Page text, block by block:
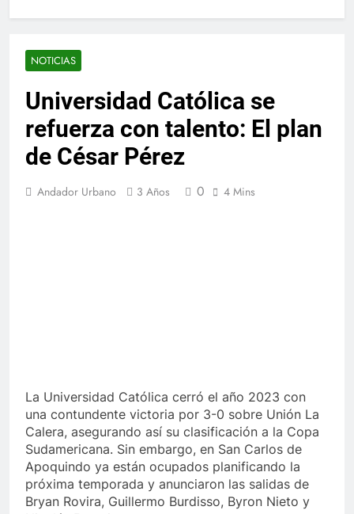
NOTICIAS
Universidad Católica se
refuerza con talento: El plan
de César Pérez
Andador Urbano 3 Años 0 4 Mins
La Universidad Católica cerró el año 2023 con
una contundente victoria por 3-0 sobre Unión La
Calera, asegurando así su clasificación a la Copa
Sudamericana. Sin embargo, en San Carlos de
Apoquindo ya están ocupados planificando la
próxima temporada y anunciaron las salidas de
Bryan Rovira, Guillermo Burdisso, Byron Nieto y